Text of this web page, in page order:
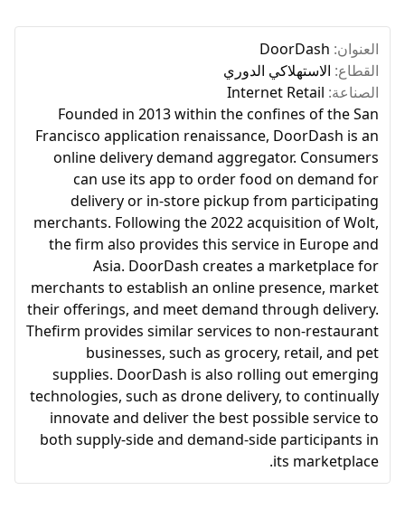
العنوان: DoorDash
القطاع: الاستهلاكي الدوري
الصناعة: Internet Retail
Founded in 2013 within the confines of the San
Francisco application renaissance, DoorDash is an
online delivery demand aggregator. Consumers
can use its app to order food on demand for
delivery or in-store pickup from participating
merchants. Following the 2022 acquisition of Wolt,
the firm also provides this service in Europe and
Asia. DoorDash creates a marketplace for
merchants to establish an online presence, market
their offerings, and meet demand through delivery.
Thefirm provides similar services to non-restaurant
businesses, such as grocery, retail, and pet
supplies. DoorDash is also rolling out emerging
technologies, such as drone delivery, to continually
innovate and deliver the best possible service to
both supply-side and demand-side participants in
its marketplace.